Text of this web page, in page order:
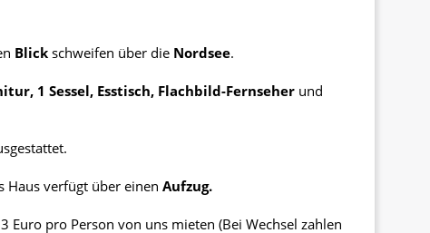
Blick schweifen über die Nordsee.
1 Sessel, Esstisch, Flachbild-Fernseher und
Haus verfügt über einen Aufzug.
Euro pro Person von uns mieten (Bei Wechsel zahlen